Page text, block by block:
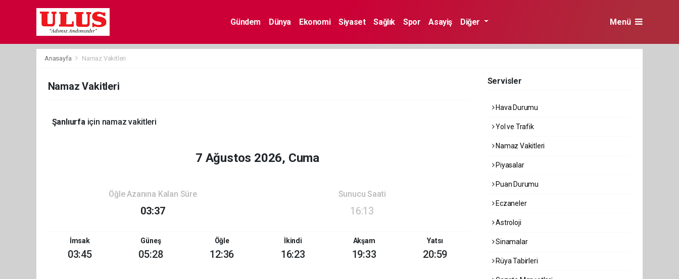
Gündem Dünya Ekonomi Siyaset Sağlık Spor Asayiş Diğer Menü
Anasayfa Namaz Vakitleri
Namaz Vakitleri
Şanlıurfaiçin namaz vakitleri
7 Ağustos 2026, Cuma
Öğle Azanına Kalan Süre
03:37
Sunucu Saati
16:13
İmsak
03:45
Güneş
05:28
Öğle
12:36
İkindi
16:23
Akşam
19:33
Yatsı
20:59
Servisler
Hava Durumu
Yol ve Trafik
Namaz Vakitleri
Piyasalar
Puan Durumu
Eczaneler
Astroloji
Sinamalar
Rüya Tabirleri